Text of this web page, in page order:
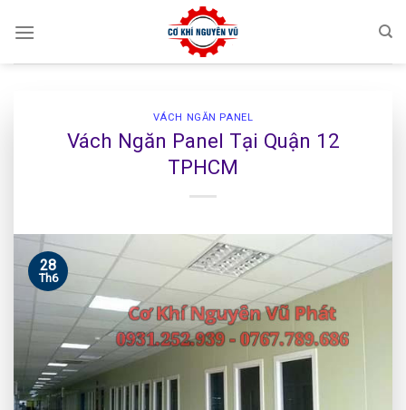
VÁCH NGĂN PANEL
Vách Ngăn Panel Tại Quận 12
TPHCM
28
Th6